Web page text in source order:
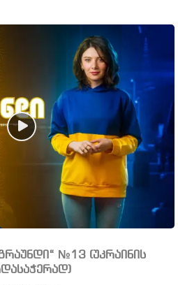
№13 (უკრაინის